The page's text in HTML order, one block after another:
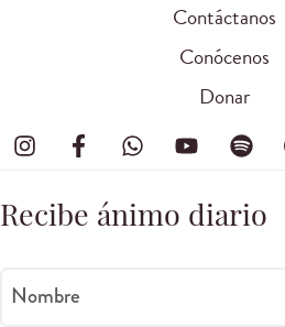
Contáctanos
Conócenos
Donar
Recibe ánimo diario
Nombre